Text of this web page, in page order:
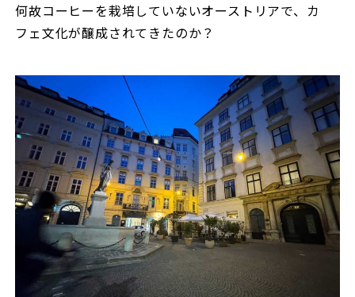
何故コーヒーを栽培していないオーストリアで、カ
フェ文化が醸成されてきたのか？